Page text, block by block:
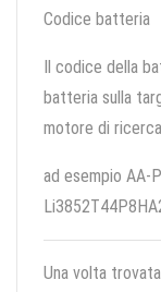
Codice batteria
Il codice della
batteria sulla
motore di
ad esempio AA-
Una volta